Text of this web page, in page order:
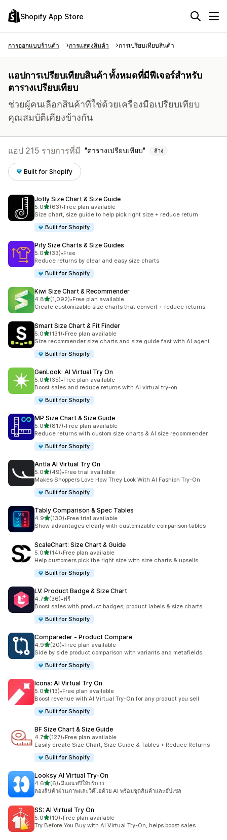
Shopify App Store
การออกแบบร้านค้า การแสดงสินค้า การเปรียบเทียบสินค้า
แอปการเปรียบเทียบสินค้า ทั้งหมดที่มีฟีเจอร์สำหรับ
ตารางเปรียบเทียบ
ช่วยผู้คนเลือกสินค้าที่ใช่ด้วยเครื่องมือเปรียบเทียบ
คุณสมบัติเคียงข้างกัน
แอป 215 รายการที่มี ตารางเปรียบเทียบ ล้าง
Built for Shopify
Jotly Size Chart & Size Guide
5.0เต็ม 5 ดาว
(63)
ทั้งหมด 63 รีวิว
•Free plan available
Size chart, size guide to help pick right size + reduce return
Built for Shopify
Pify Size Charts & Size Guides
5.0เต็ม 5 ดาว
(33)
ทั้งหมด 33 รีวิว
•Free
Reduce returns by clear and easy size charts
Built for Shopify
Kiwi Size Chart & Recommender
4.8เต็ม 5 ดาว
(1,092)
ทั้งหมด 1092 รีวิว
•Free plan available
Create customizable size charts that convert + reduce returns
Smart Size Chart & Fit Finder
5.0เต็ม 5 ดาว
(131)
ทั้งหมด 131 รีวิว
•Free plan available
Size recommender size charts and size guide fast with AI agent
Built for Shopify
GenLook: AI Virtual Try On
5.0เต็ม 5 ดาว
(35)
ทั้งหมด 35 รีวิว
•Free plan available
Boost sales and reduce returns with AI virtual try-on.
Built for Shopify
MP Size Chart & Size Guide
5.0เต็ม 5 ดาว
(817)
ทั้งหมด 817 รีวิว
•Free plan available
Reduce returns with custom size charts & AI size recommender
Built for Shopify
Antla AI Virtual Try On
5.0เต็ม 5 ดาว
(49)
ทั้งหมด 49 รีวิว
•Free trial available
Makes Shoppers Love How They Look With AI Fashion Try-On
Built for Shopify
Tably Comparison & Spec Tables
4.9เต็ม 5 ดาว
(130)
ทั้งหมด 130 รีวิว
•Free trial available
Show advantages clearly with customizable comparison tables
ScaleChart: Size Chart & Guide
5.0เต็ม 5 ดาว
(14)
ทั้งหมด 14 รีวิว
•Free plan available
Help customers pick the right size with size charts & upsells
Built for Shopify
LV: Product Badge & Size Chart
4.7เต็ม 5 ดาว
(36)
ทั้งหมด 36 รีวิว
•ฟรี
Boost sales with product badges, product labels & size charts
Built for Shopify
Compareder ‑ Product Compare
4.9เต็ม 5 ดาว
(20)
ทั้งหมด 20 รีวิว
•Free plan available
Side by side product comparison with variants and metafields.
Built for Shopify
Icona: AI Virtual Try On
5.0เต็ม 5 ดาว
(13)
ทั้งหมด 13 รีวิว
•Free plan available
Boost revenue with AI Virtual Try-On for any product you sell
Built for Shopify
BF Size Chart & Size Guide
4.7เต็ม 5 ดาว
(127)
ทั้งหมด 127 รีวิว
•Free plan available
Easily create Size Chart, Size Guide & Tables + Reduce Returns
Built for Shopify
Looksy AI Virtual Try‑On
4.6เต็ม 5 ดาว
(6)
ทั้งหมด 6 รีวิว
•มีแผนฟรีให้บริการ
ลองสินค้าผ่านภาพและวิดีโอด้วย AI พร้อมชุดสินค้าและอัปเซล
SS: AI Virtual Try On
5.0เต็ม 5 ดาว
(10)
ทั้งหมด 10 รีวิว
•Free plan available
Try Before You Buy with AI Virtual Try-On, helps boost sales